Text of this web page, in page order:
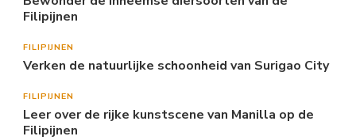
Filipijnen
FILIPIJNEN
Verken de natuurlijke schoonheid van Surigao City
FILIPIJNEN
Leer over de rijke kunstscene van Manilla op de
Filipijnen